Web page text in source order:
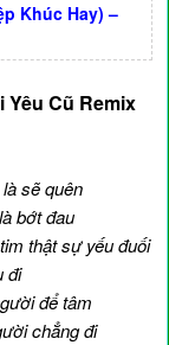
Khúc Hay) –
Cũ Remix
sẽ quên
bớt đau
thật sự yếu đuối
đi
để tâm
chẳng đi